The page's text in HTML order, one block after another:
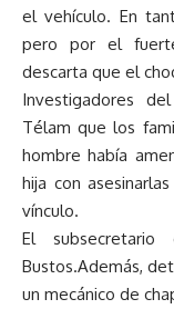
el vehículo. En
pero por el
descarta que el
Investigadores
Télam que los
hombre había
hija con
vínculo.
El
Bustos.Además,
un mecánico de